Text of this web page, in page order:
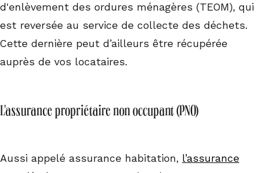
d'enlèvement des ordures ménagères (TEOM), qui
est reversée au service de collecte des déchets.
Cette dernière peut d’ailleurs être récupérée
auprès de vos locataires.
L'assurance propriétaire non occupant (PNO)
Aussi appelé assurance habitation, l’assurance